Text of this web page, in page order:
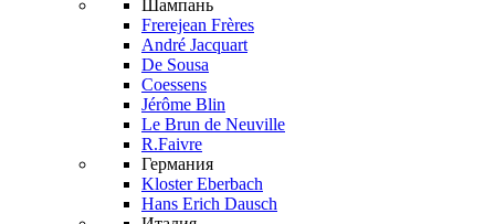
Шампань
Frerejean Frères
André Jacquart
De Sousa
Coessens
Jérôme Blin
Le Brun de Neuville
R.Faivre
Германия
Kloster Eberbach
Hans Erich Dausch